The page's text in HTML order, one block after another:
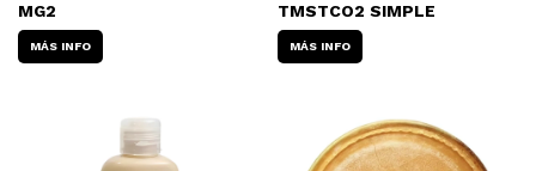
MG2
MÁS INFO
TMSTCO2 SIMPLE
MÁS INFO